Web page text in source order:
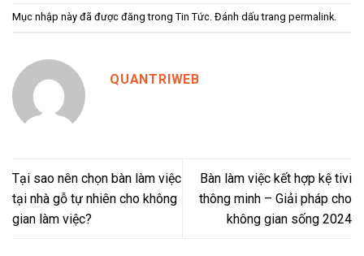
Mục nhập này đã được đăng trong Tin Tức. Đánh dấu trang permalink.
QUANTRIWEB
Tại sao nên chọn bàn làm việc
tại nhà gỗ tự nhiên cho không
gian làm việc?
Bàn làm việc kết hợp kệ tivi
thông minh – Giải pháp cho
không gian sống 2024